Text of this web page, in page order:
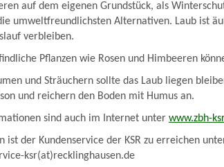
auf dem eigenen Grundstück, als
umweltfreundlichsten Alternativen. Laub ist
verbleiben.
Pflanzen wie Rosen und Himbeeren
und Sträuchern sollte das Laub liegen
und reichern den Boden mit Humus an.
sind auch im Internet unter www.zbh-
ist der Kundenservice der KSR zu erreichen
ksr(at)recklinghausen.de